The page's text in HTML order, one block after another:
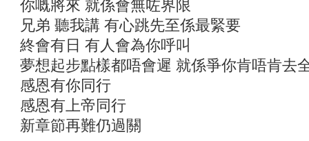
你嘅將來 就係會無咗界限
兄弟 聽我講 有心跳先至係最緊要
終會有日 有人會為你呼叫
夢想起步點樣都唔會遲 就係爭你肯唔肯去
感恩有你同行
感恩有上帝同行
新章節再難仍過關